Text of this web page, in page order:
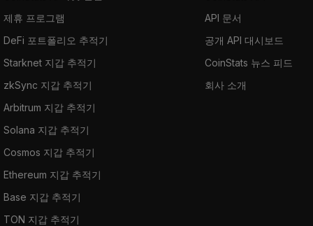
제휴 프로그램
DeFi 포트폴리오 추적기
Starknet 지갑 추적기
zkSync 지갑 추적기
Arbitrum 지갑 추적기
Solana 지갑 추적기
Cosmos 지갑 추적기
Ethereum 지갑 추적기
Base 지갑 추적기
TON 지갑 추적기
API 문서
공개 API 대시보드
CoinStats 뉴스 피드
회사 소개